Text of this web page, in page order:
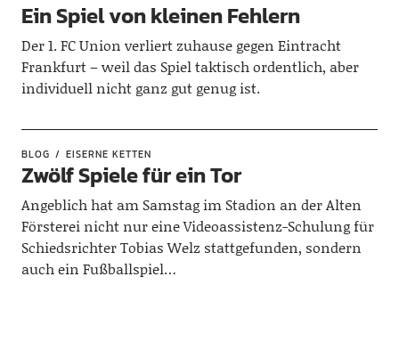
Ein Spiel von kleinen Fehlern
Der 1. FC Union verliert zuhause gegen Eintracht
Frankfurt – weil das Spiel taktisch ordentlich, aber
individuell nicht ganz gut genug ist.
BLOG EISERNE KETTEN
Zwölf Spiele für ein Tor
Angeblich hat am Samstag im Stadion an der Alten
Försterei nicht nur eine Videoassistenz-Schulung für
Schiedsrichter Tobias Welz stattgefunden, sondern
auch ein Fußballspiel…